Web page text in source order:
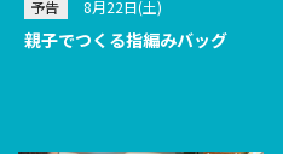
予告 8月22日(土)
親子でつくる指編みバッグ